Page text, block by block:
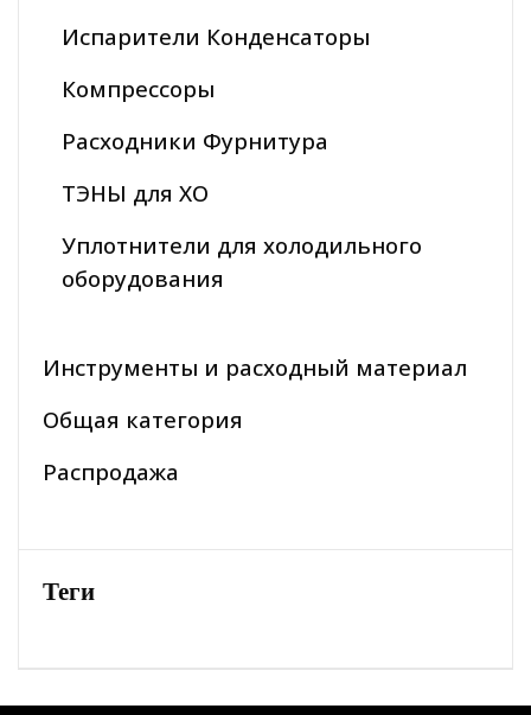
Испарители Конденсаторы
Компрессоры
Расходники Фурнитура
ТЭНЫ для ХО
Уплотнители для холодильного
оборудования
Инструменты и расходный материал
Общая категория
Распродажа
Теги